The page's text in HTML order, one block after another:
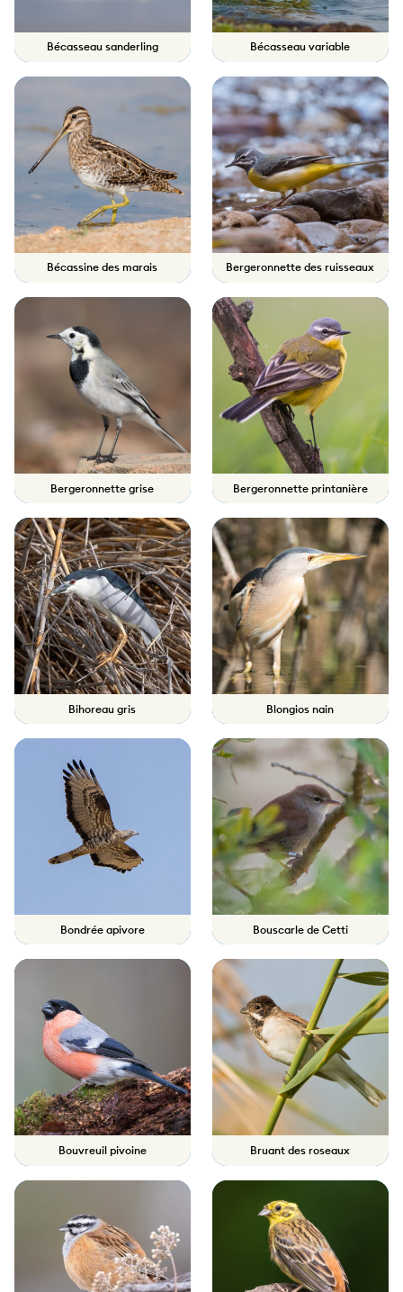
Bécasseau sanderling Bécasseau variable
Bécassine des marais Bergeronnette des ruisseaux
Bergeronnette grise Bergeronnette printanière
Bihoreau gris Blongios nain
Bondrée apivore Bouscarle de Cetti
Bouvreuil pivoine Bruant des roseaux